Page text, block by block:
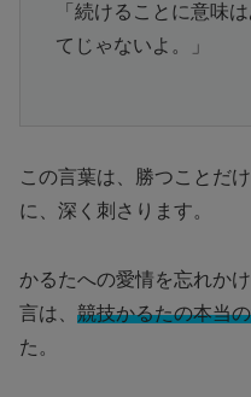
「続けることに意味
てじゃないよ。」
この言葉は、勝つことだ
に、深く刺さります。
かるたへの愛情を忘れか
言は、 競技かるたの本当
た。